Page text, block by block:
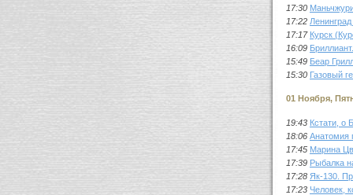
17:30
17:22
17:17 Курск
16:09
15:49 Беар
15:30 Газовый
01 Ноября,
19:43 Кстати, о
18:06 Анатомия
17:45 Марина
17:39 Рыбалка
17:28 Як-130.
17:23 Человек,